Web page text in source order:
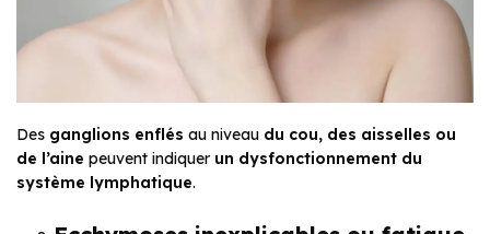
Des ganglions enflés au niveau du cou, des aisselles ou
de l’aine peuvent indiquer un dysfonctionnement du
système lymphatique.